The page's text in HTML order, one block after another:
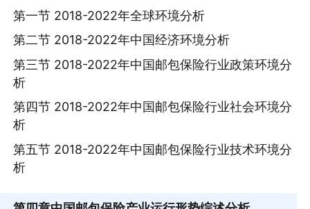
第一节 2018-2022年全球环境分析
第二节 2018-2022年中国经济环境分析
第三节 2018-2022年中国邮包保险行业政策环境分
析
第四节 2018-2022年中国邮包保险行业社会环境分
析
第五节 2018-2022年中国邮包保险行业技术环境分
析